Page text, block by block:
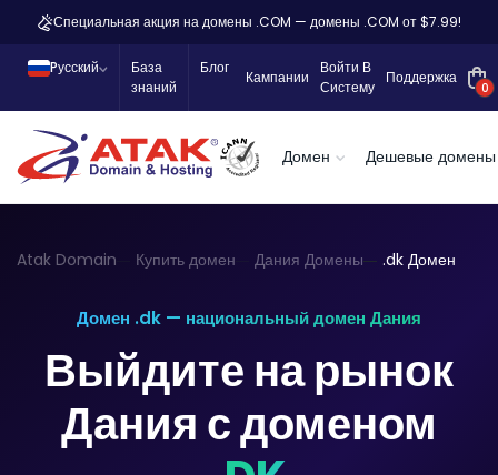
Специальная акция на домены .COM — домены .COM от $7.99!
Pусский
База
знаний
Блог
Кампании
Войти В
Систему
Поддержка
0
Домен Дешевые домены
Atak Domain Купить домен Дания Домены .dk Домен
Домен .dk — национальный домен Дания
Выйдите на рынок
Дания с доменом